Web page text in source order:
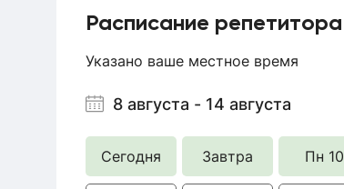
Расписание репетитора
Указано ваше местное время
8 августа - 14 августа
Сегодня Завтра Пн 10